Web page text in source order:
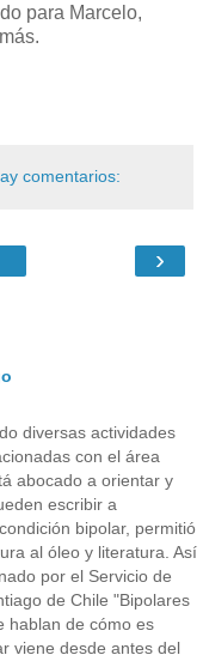
para Marcelo,
comentarios:
›
diversas actividades
con el área
abocado a orientar y
escribir a
bipolar, permitió
al óleo y literatura. Así
por el Servicio de
de Chile "Bipolares
hablan de cómo es
viene desde antes del